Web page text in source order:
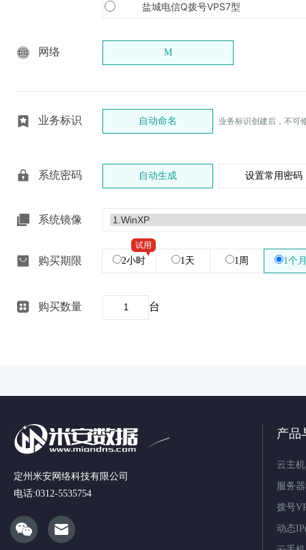
盐城电信Q拨号VPS7型
网络 M
业务标识 自动命名 业务标识创建后，不可
系统密码 自动生成 设置常用密码
系统镜像
购买期限 2小时
试用
1天 1周 1个
购买数量 台
定州米安网络科技有限公司
电话:0312-5535754
产品
云主机
服务
拨号
动态